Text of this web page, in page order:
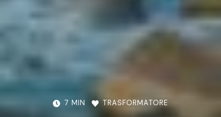
7 MIN TRASFORMATORE